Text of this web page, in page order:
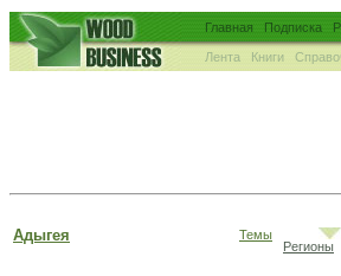
Главная Подписка
Лента Книги
Адыгея
Темы
Регионы